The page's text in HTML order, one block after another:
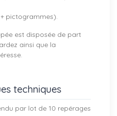
pictogrammes).
est disposée de part
ainsi que la
techniques
par lot de 10 repérages